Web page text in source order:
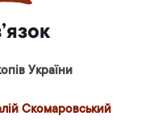
України
Скомаровський